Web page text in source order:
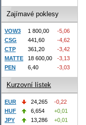
Zajímavé poklesy
VOW3 1 800,00
-5,06
CSG
441,60
-4,62
CTP
361,20
-3,42
MATTE
18 600,00
-3,13
PEN
6,40 -3,03
Kurzovní lístek
EUR 24,265
-0,22
HUF
6,654
+0,01
JPY
13,286
+0,01